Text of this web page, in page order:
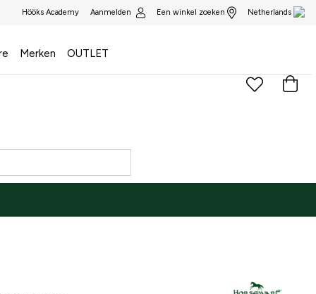
Hööks Academy Aanmelden Een winkel zoeken Netherlands
Merken OUTLET